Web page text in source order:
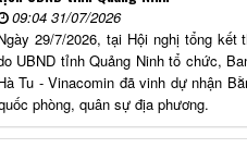
09:04 31/07/2026
29/7/2026, tại Hội nghị tổng
UBND tỉnh Quảng Ninh tổ chức,
Tu - Vinacomin đã vinh dự nhận
phòng, quân sự địa phương.